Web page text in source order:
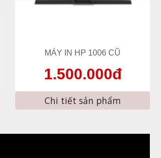
MÁY IN HP 1006 CŨ
1.500.000đ
Chi tiết sản phẩm